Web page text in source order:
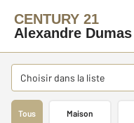
CENTURY 21
Alexandre Dumas
Choisir dans la liste
Tous Maison